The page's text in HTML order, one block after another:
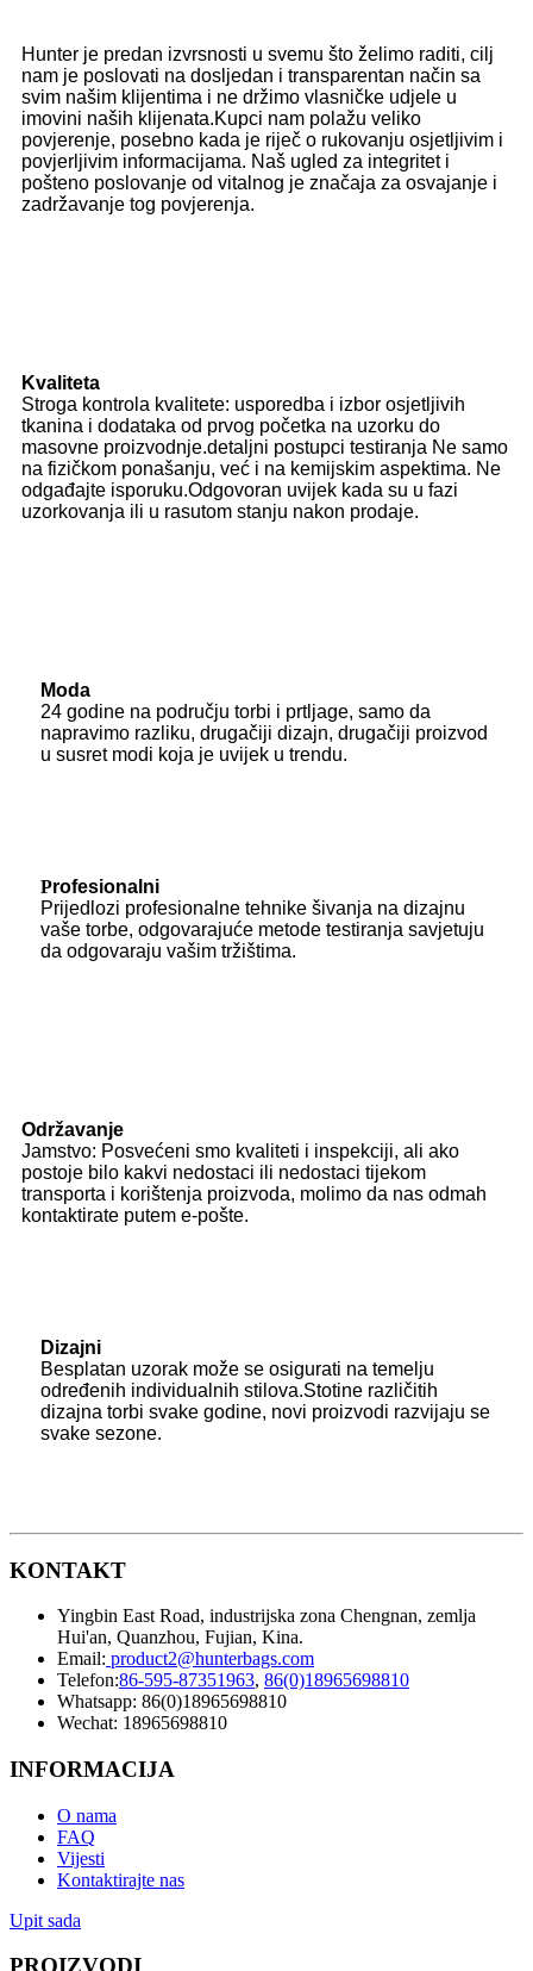
Hunter je predan izvrsnosti u svemu što želimo raditi, cilj
nam je poslovati na dosljedan i transparentan način sa
svim našim klijentima i ne držimo vlasničke udjele u
imovini naših klijenata.Kupci nam polažu veliko
povjerenje, posebno kada je riječ o rukovanju osjetljivim i
povjerljivim informacijama. Naš ugled za integritet i
pošteno poslovanje od vitalnog je značaja za osvajanje i
zadržavanje tog povjerenja.
Kvaliteta
Stroga kontrola kvalitete: usporedba i izbor osjetljivih
tkanina i dodataka od prvog početka na uzorku do
masovne proizvodnje.detaljni postupci testiranja Ne samo
na fizičkom ponašanju, već i na kemijskim aspektima. Ne
odgađajte isporuku.Odgovoran uvijek kada su u fazi
uzorkovanja ili u rasutom stanju nakon prodaje.
Moda
24 godine na području torbi i prtljage, samo da
napravimo razliku, drugačiji dizajn, drugačiji proizvod
u susret modi koja je uvijek u trendu.
Profesionalni
Prijedlozi profesionalne tehnike šivanja na dizajnu
vaše torbe, odgovarajuće metode testiranja savjetuju
da odgovaraju vašim tržištima.
Održavanje
Jamstvo: Posvećeni smo kvaliteti i inspekciji, ali ako
postoje bilo kakvi nedostaci ili nedostaci tijekom
transporta i korištenja proizvoda, molimo da nas odmah
kontaktirate putem e-pošte.
Dizajni
Besplatan uzorak može se osigurati na temelju
određenih individualnih stilova.Stotine različitih
dizajna torbi svake godine, novi proizvodi razvijaju se
svake sezone.
KONTAKT
Yingbin East Road, industrijska zona Chengnan, zemlja
Hui'an, Quanzhou, Fujian, Kina.
Email: product2@hunterbags.com
Telefon:86-595-87351963, 86(0)18965698810
Whatsapp: 86(0)18965698810
Wechat: 18965698810
INFORMACIJA
O nama
FAQ
Vijesti
Kontaktirajte nas
Upit sada